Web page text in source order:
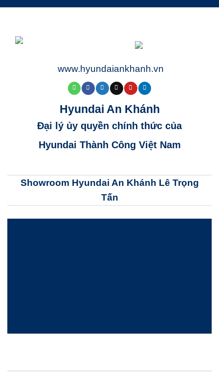
www.hyundaiankhanh.vn
Hyundai An Khánh
Đại lý ủy quyền chính thức của
Hyundai Thành Công Việt Nam
Showroom Hyundai An Khánh Lê Trọng
Tấn